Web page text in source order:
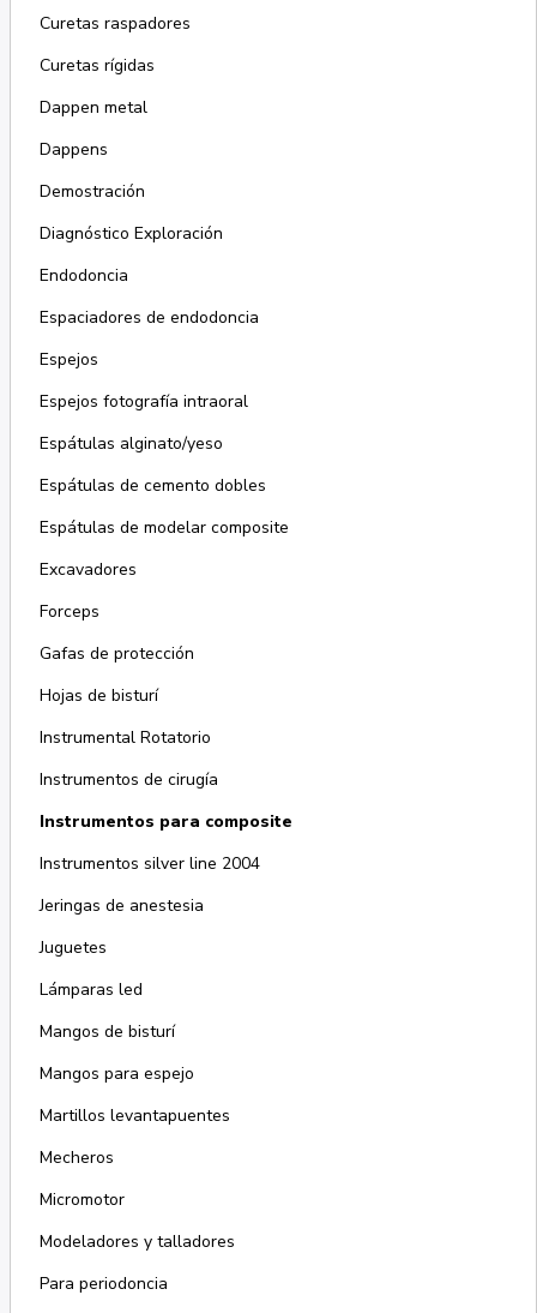
Curetas raspadores
Curetas rígidas
Dappen metal
Dappens
Demostración
Diagnóstico Exploración
Endodoncia
Espaciadores de endodoncia
Espejos
Espejos fotografía intraoral
Espátulas alginato/yeso
Espátulas de cemento dobles
Espátulas de modelar composite
Excavadores
Forceps
Gafas de protección
Hojas de bisturí
Instrumental Rotatorio
Instrumentos de cirugía
Instrumentos para composite
Instrumentos silver line 2004
Jeringas de anestesia
Juguetes
Lámparas led
Mangos de bisturí
Mangos para espejo
Martillos levantapuentes
Mecheros
Micromotor
Modeladores y talladores
Para periodoncia